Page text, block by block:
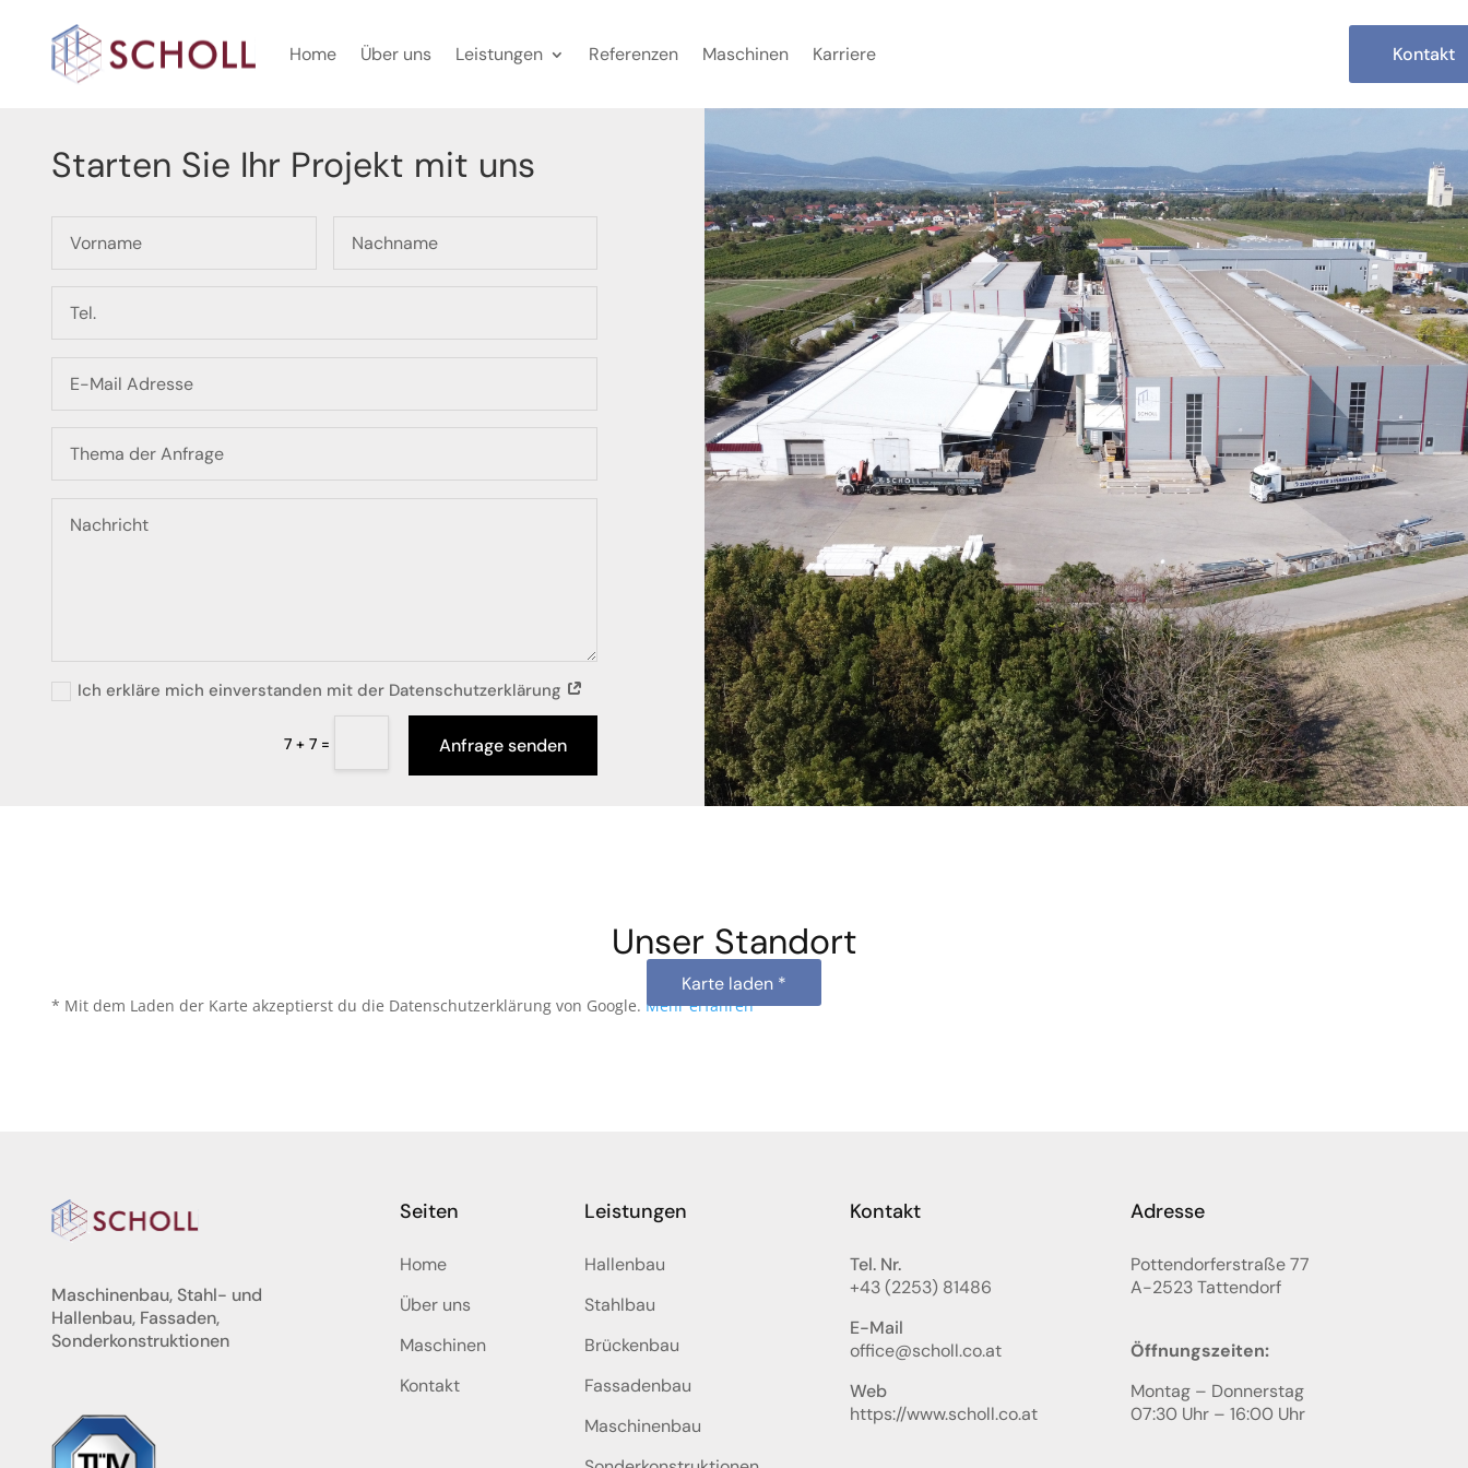
Home Über uns Leistungen Referenzen Maschinen Karriere Kontakt
Starten Sie Ihr Projekt mit uns
Ich erkläre mich einverstanden mit der Datenschutzerklärung
7 + 7 = Anfrage senden
Unser Standort
Karte laden *
* Mit dem Laden der Karte akzeptierst du die Datenschutzerklärung von Google. Mehr erfahren
Maschinenbau, Stahl- und
Hallenbau, Fassaden,
Sonderkonstruktionen
Seiten
Home
Über uns
Maschinen
Kontakt
Leistungen
Hallenbau
Stahlbau
Brückenbau
Fassadenbau
Maschinenbau
Kontakt
Tel. Nr.
+43 (2253) 81486
E-Mail
office@scholl.co.at
Web
https://www.scholl.co.at
Adresse
Pottendorferstraße 77
A-2523Tattendorf
Öffnungszeiten:
Montag – Donnerstag
07:30 Uhr – 16:00 Uhr